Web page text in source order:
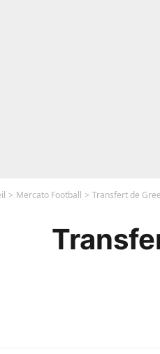
Mercato Football Transfert de